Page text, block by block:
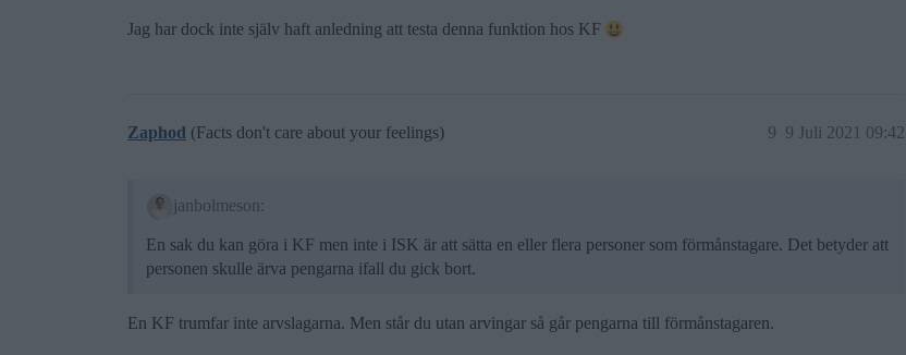
Jag har dock inte själv haft anledning att testa denna funktion hos KF
Zaphod (Facts don't care about your feelings) 9 Juli 2021 09:42
9
janbolmeson:
En sak du kan göra i KF men inte i ISK är att sätta en eller flera personer som förmånstagare. Det betyder att
personen skulle ärva pengarna ifall du gick bort.
En KF trumfar inte arvslagarna. Men står du utan arvingar så går pengarna till förmånstagaren.